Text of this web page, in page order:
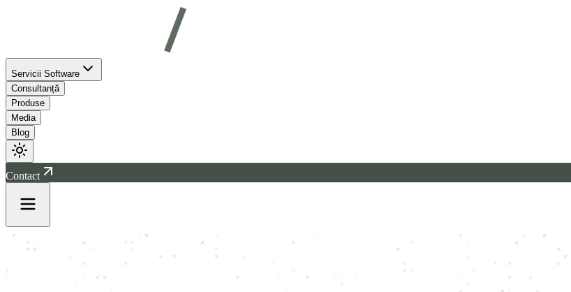
Servicii Software
Consultanță
Produse
Media
Blog
Contact